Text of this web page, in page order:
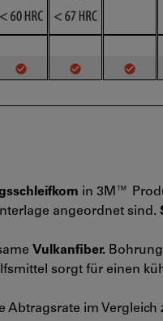
in 3M™
angeordnet sind.
Vulkanfiber.
sorgt für einen
Abtragsrate im